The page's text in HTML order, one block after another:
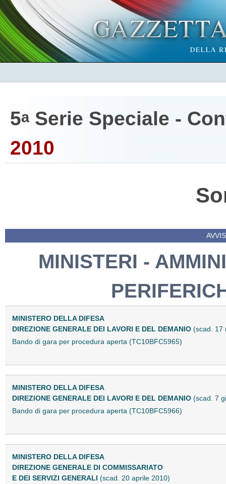
5aSerie Speciale -
2010
MINISTERI -
MINISTERO DELLA DIFESA
DIREZIONE GENERALE DEI LAVORI E DEL DEMANIO (scad. 17
Bando di gara per procedura aperta (TC10BFC5965)
MINISTERO DELLA DIFESA
DIREZIONE GENERALE DEI LAVORI E DEL DEMANIO (scad. 7
Bando di gara per procedura aperta (TC10BFC5966)
MINISTERO DELLA DIFESA
DIREZIONE GENERALE DI COMMISSARIATO
E DEI SERVIZI GENERALI (scad. 20 aprile 2010)